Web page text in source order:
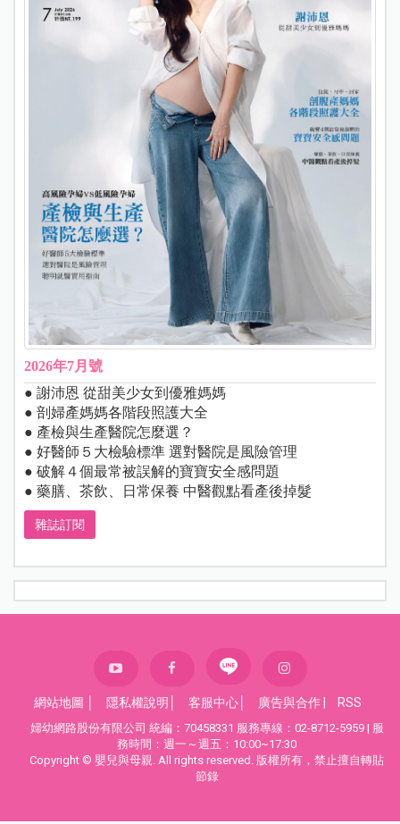
2026年7月號
● 謝沛恩 從甜美少女到優雅媽媽
● 剖婦產媽媽各階段照護大全
● 產檢與生產醫院怎麼選？
● 好醫師５大檢驗標準 選對醫院是風險管理
● 破解４個最常被誤解的寶寶安全感問題
● 藥膳、茶飲、日常保養 中醫觀點看產後掉髮
雜誌訂閱
網站地圖 隱私權說明 客服中心 廣告與合作 RSS
婦幼網路股份有限公司 統編：70458331 服務專線：02-8712-5959 | 服
務時間：週一～週五：10:00~17:30
Copyright © 嬰兒與母親. All rights reserved. 版權所有，禁止擅自轉貼
節錄